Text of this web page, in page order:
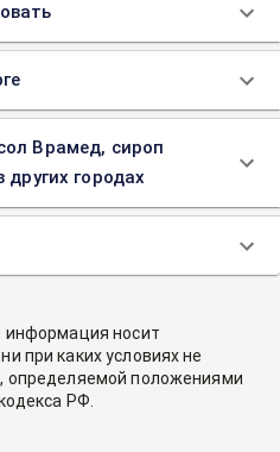
Врамед, сироп
городах
информация носит
при каких условиях не
определяемой положениями
РФ.